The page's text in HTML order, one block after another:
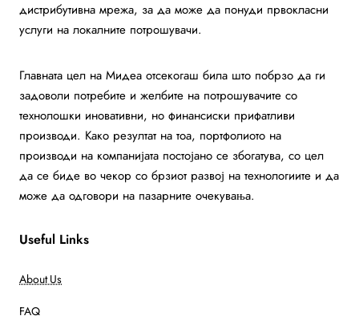
дистрибутивна мрежа, за да може да понуди првокласни
услуги на локалните потрошувачи.
Главната цел на Мидеа отсекогаш била што побрзо да ги
задоволи потребите и желбите на потрошувачите со
технолошки иновативни, но финансиски прифатливи
производи. Како резултат на тоа, портфолиото на
производи на компанијата постојано се збогатува, со цел
да се биде во чекор со брзиот развој на технологиите и да
може да одговори на пазарните очекувања.
Useful Links
About Us
FAQ